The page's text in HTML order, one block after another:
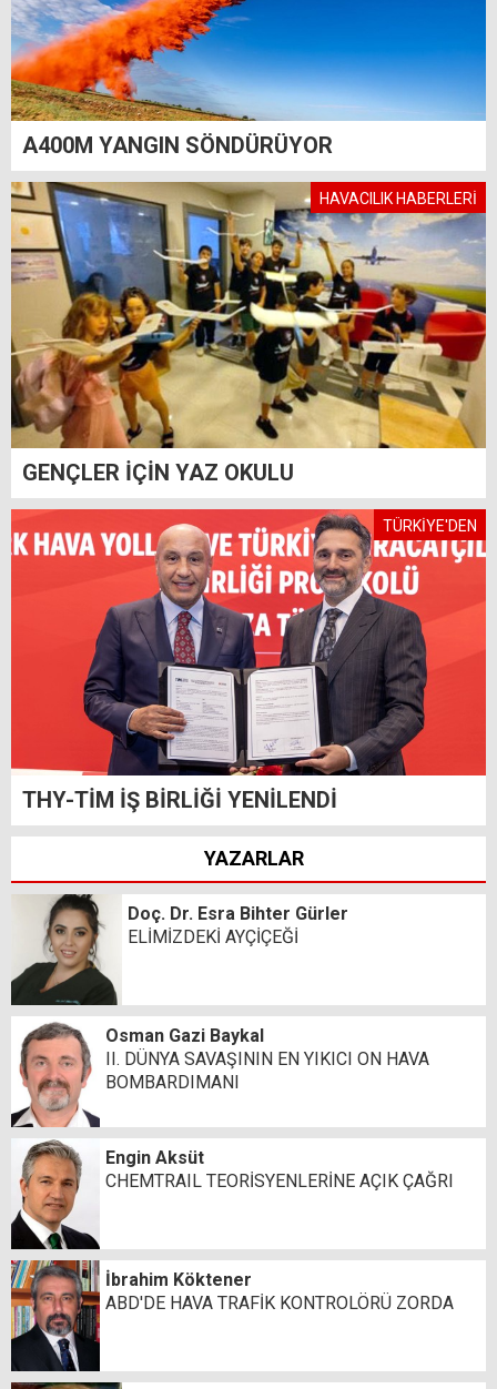
A400M YANGIN SÖNDÜRÜYOR
HAVACILIK HABERLERİ
GENÇLER İÇİN YAZ OKULU
TÜRKİYE'DEN
THY-TİM İŞ BİRLİĞİ YENİLENDİ
YAZARLAR
Doç. Dr. Esra Bihter Gürler
ELİMİZDEKİ AYÇİÇEĞİ
Osman Gazi Baykal
II. DÜNYA SAVAŞININ EN YIKICI ON HAVA
BOMBARDIMANI
Engin Aksüt
CHEMTRAIL TEORİSYENLERİNE AÇIK ÇAĞRI
İbrahim Köktener
ABD'DE HAVA TRAFİK KONTROLÖRÜ ZORDA